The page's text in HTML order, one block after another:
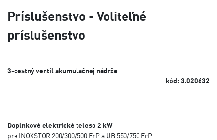
Príslušenstvo - Voliteľné
príslušenstvo
3-cestný ventil akumulačnej nádrže
kód: 3.020632
Doplnkové elektrické teleso 2 kW
pre INOXSTOR 200/300/500 ErP a UB 550/750 ErP